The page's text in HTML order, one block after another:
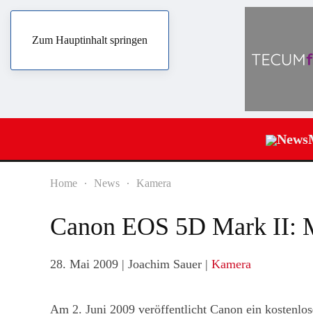
Zum Hauptinhalt springen
News
Home News Kamera
Canon EOS 5D Mark II:
28. Mai 2009 | Joachim Sauer | Kamera
Am 2. Juni 2009 veröffentlicht Canon ein